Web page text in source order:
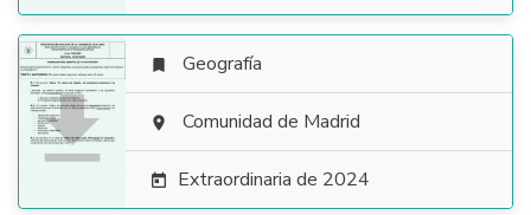

 Geografía
 Comunidad de Madrid
 Extraordinaria de 2024